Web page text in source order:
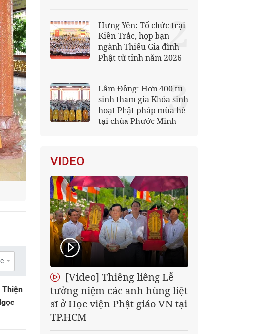
Thiện
Hưng Yên: Tổ chức trại
Kiền Trắc, họp bạn
ngành Thiếu Gia đình
Phật tử tỉnh năm 2026
2
Lâm Đồng: Hơn 400 tu
sinh tham gia Khóa sinh
hoạt Phật pháp mùa hè
tại chùa Phước Minh
3
VIDEO
[Video] Thiêng liêng Lễ
tưởng niệm các anh hùng liệt
sĩ ở Học viện Phật giáo VN tại
TP.HCM